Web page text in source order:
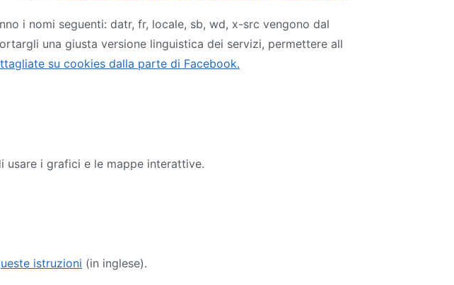
i nomi seguenti: datr, fr, locale, sb, wd, x-src vengono dal
una giusta versione linguistica dei servizi, permettere all
su cookies dalla parte di Facebook.
usare i grafici e le mappe interattive.
istruzioni (in inglese).